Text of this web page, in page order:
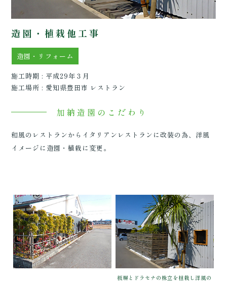
造園・植栽他工事
造園・リフォーム
施工時期 : 平成29年３月
施工場所 : 愛知県豊田市 レストラン
加納造園のこだわり
和風のレストランからイタリアンレストランに改装の為、洋風
イメージに造園・植栽に変更。
板塀とドラセナの株立を植栽し洋風の